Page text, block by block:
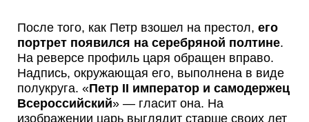
После того, как Петр взошел на престол, его
портрет появился на серебряной полтине.
На реверсе профиль царя обращен вправо.
Надпись, окружающая его, выполнена в виде
полукруга. «Петр II император и самодержец
Всероссийский» — гласит она. На
изображении царь выглядит старше своих лет